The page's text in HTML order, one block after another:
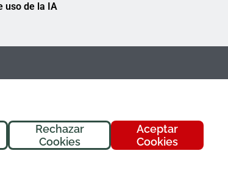
Aceptar
Cookies
Rechazar
Cookies
¡Hola! Soy
, tu asistente de
FREMAP. ¿En qué puedo ayudarte
hoy?
uso de la IA